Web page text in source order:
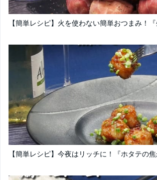
【簡単レシピ】火を使わない簡単おつまみ！
【簡単レシピ】今夜はリッチに！『ホタテの